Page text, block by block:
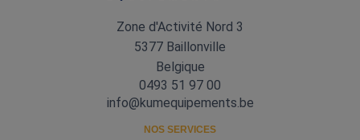
Zone d'Activité Nord 3
5377 Baillonville
Belgique
0493 51 97 00
info@kumequipements.be
NOS SERVICES